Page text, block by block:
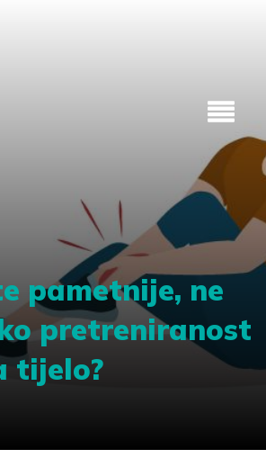
pametnije, ne
pretreniranost
tijelo?